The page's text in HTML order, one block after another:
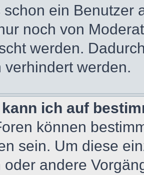
ein Benutzer
noch von
werden.
verhindert werden.
kann ich auf
können
sein. Um diese
oder andere